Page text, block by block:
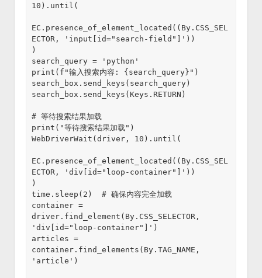
10).until(
EC.presence_of_element_located((By.CSS_SEL
ECTOR, 'input[id="search-field"]'))
)
search_query = 'python'
print(f"输入搜索内容: {search_query}")
search_box.send_keys(search_query)
search_box.send_keys(Keys.RETURN)
# 等待搜索结果加载
print("等待搜索结果加载")
WebDriverWait(driver, 10).until(
EC.presence_of_element_located((By.CSS_SEL
ECTOR, 'div[id="loop-container"]'))
)
time.sleep(2)  # 确保内容完全加载
container =
driver.find_element(By.CSS_SELECTOR,
'div[id="loop-container"]')
articles =
container.find_elements(By.TAG_NAME,
'article')